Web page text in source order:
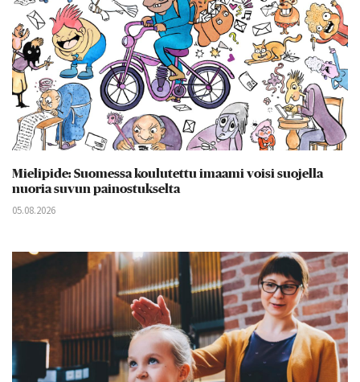
Mielipide: Suomessa koulutettu imaami voisi suojella
nuoria suvun painostukselta
05.08.2026